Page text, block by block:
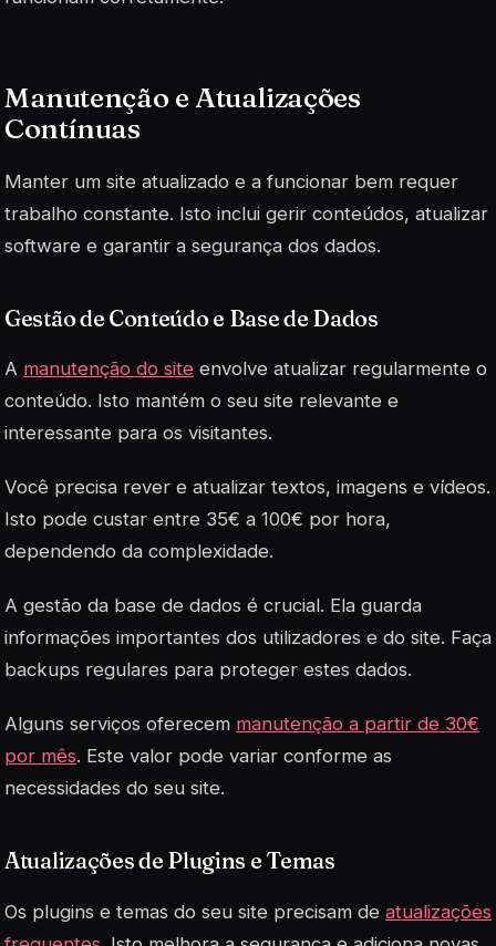
Manutenção e Atualizações
Contínuas
Manter um site atualizado e a funcionar bem requer
trabalho constante. Isto inclui gerir conteúdos, atualizar
software e garantir a segurança dos dados.
Gestão de Conteúdo e Base de Dados
A manutenção do site envolve atualizar regularmente o
conteúdo. Isto mantém o seu site relevante e
interessante para os visitantes.
Você precisa rever e atualizar textos, imagens e vídeos.
Isto pode custar entre 35€ a 100€ por hora,
dependendo da complexidade.
A gestão da base de dados é crucial. Ela guarda
informações importantes dos utilizadores e do site. Faça
backups regulares para proteger estes dados.
Alguns serviços oferecem manutenção a partir de 30€
por mês. Este valor pode variar conforme as
necessidades do seu site.
Atualizações de Plugins e Temas
Os plugins e temas do seu site precisam de atualizações